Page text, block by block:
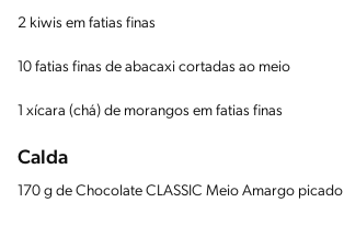
2 kiwis em fatias finas
10 fatias finas de abacaxi cortadas ao meio
1 xícara (chá) de morangos em fatias finas
Calda
170 g de Chocolate CLASSIC Meio Amargo picado